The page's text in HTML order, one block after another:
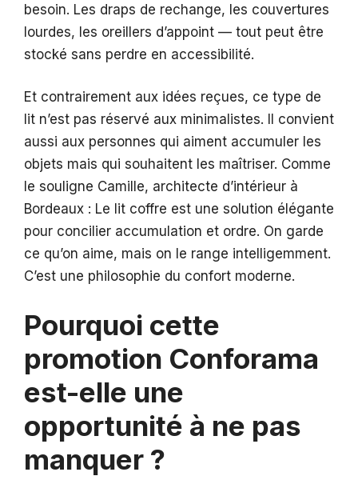
besoin. Les draps de rechange, les couvertures
lourdes, les oreillers d’appoint — tout peut être
stocké sans perdre en accessibilité.
Et contrairement aux idées reçues, ce type de
lit n’est pas réservé aux minimalistes. Il convient
aussi aux personnes qui aiment accumuler les
objets mais qui souhaitent les maîtriser. Comme
le souligne Camille, architecte d’intérieur à
Bordeaux : Le lit coffre est une solution élégante
pour concilier accumulation et ordre. On garde
ce qu’on aime, mais on le range intelligemment.
C’est une philosophie du confort moderne.
Pourquoi cette
promotion Conforama
est-elle une
opportunité à ne pas
manquer ?